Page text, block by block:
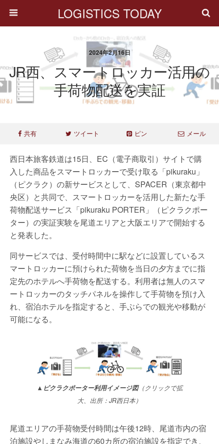
LOGISTICS TODAY
2024年2月16日
JR西、スマートロッカー活用の
手荷物配送を実証
共有 ツイート ピン メール
西日本旅客鉄道は15日、EC（電子商取引）サイトで購
入した商品をスマートロッカーで受け取る「pikuraku」
（ピクラク）の新サービスとして、SPACER（東京都中
央区）と共同で、スマートロッカーを活用した新たな手
荷物配送サービス「pikuraku PORTER」（ピクラクポー
ター）の実証実験を尾道エリアと大阪エリアで開始する
と発表した。
同サービスでは、受付時間中に駅などに設置しているス
マートロッカーに預けられた荷物を当日の夕方までに指
定先のホテルへ手荷物を配送する。利用者は無人のスマ
ートロッカーのタッチパネルを操作して手荷物を預け入
れ、宿泊ホテルを指定すると、手ぶらでの観光や移動が
可能になる。
▲ピクラクポーター利用イメージ図（クリックで拡
大、出所：JR西日本）
尾道エリアの手荷物受付時間は午後12時、尾道市内の宿
泊施設やしまなみ海道の60カ所の宿泊施設を指定でき、